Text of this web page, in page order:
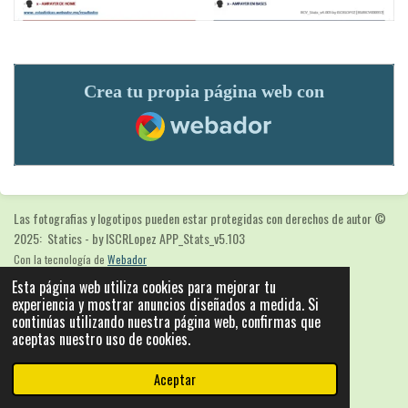
Esta página web utiliza cookies para mejorar tu
experiencia y mostrar anuncios diseñados a medida. Si
continúas utilizando nuestra página web, confirmas que
aceptas nuestro uso de cookies.
Aceptar
Crea tu propia página web con
Webador
Las fotografias y logotipos pueden estar protegidas con derechos de autor©
2025: Statics - by ISCRLopez APP_Stats_v5.103
Con la tecnología de Webador